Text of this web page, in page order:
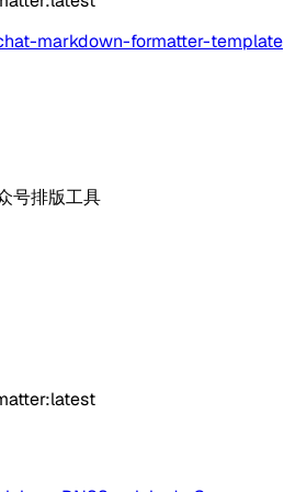
markdown-formatter-template
号排版工具